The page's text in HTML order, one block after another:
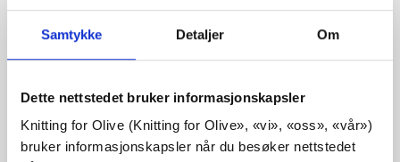
Samtykke Detaljer Om
Dette nettstedet bruker informasjonskapsler
Knitting for Olive (Knitting for Olive», «vi», «oss», «vår»)
bruker informasjonskapsler når du besøker nettstedet
kan spores tilbake til de enkelte gårdene, noe som betyr
at vi vet nøyaktig hvilke gårder, bønder og geiter ullen vår
kommer fra.
All mohairen vår er uavhengig sertifisert i henhold til
Responsible Mohair Standard (RMS), som er sertifisert av
Control Union,CU 1276494.